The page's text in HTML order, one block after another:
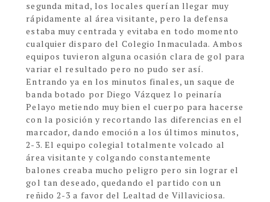
segunda mitad, los locales querían llegar muy
rápidamente al área visitante, pero la defensa
estaba muy centrada y evitaba en todo momento
cualquier disparo del Colegio Inmaculada. Ambos
equipos tuvieron alguna ocasión clara de gol para
variar el resultado pero no pudo ser así.
Entrando ya en los minutos finales, un saque de
banda botado por Diego Vázquez lo peinaría
Pelayo metiendo muy bien el cuerpo para hacerse
con la posición y recortando las diferencias en el
marcador, dando emoción a los últimos minutos,
2-3. El equipo colegial totalmente volcado al
área visitante y colgando constantemente
balones creaba mucho peligro pero sin lograr el
gol tan deseado, quedando el partido con un
reñido 2-3 a favor del Lealtad de Villaviciosa.